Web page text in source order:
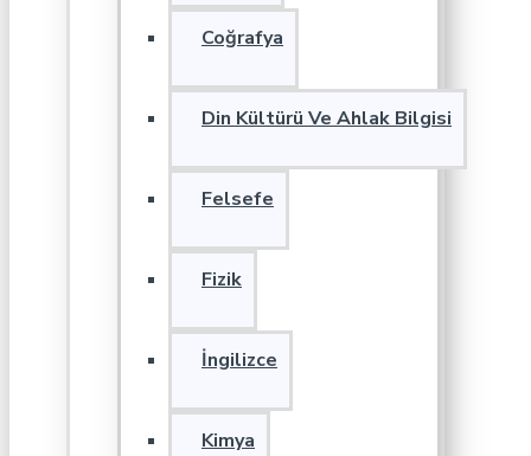
Coğrafya
Din Kültürü Ve Ahlak Bilgisi
Felsefe
Fizik
İngilizce
Kimya